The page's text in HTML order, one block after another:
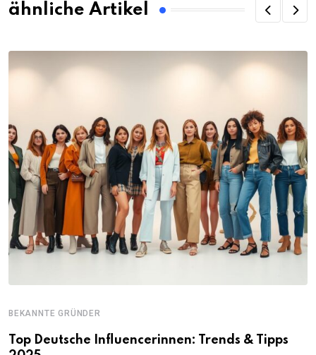
ähnliche Artikel
BEKANNTE GRÜNDER
Top Deutsche Influencerinnen: Trends & Tipps